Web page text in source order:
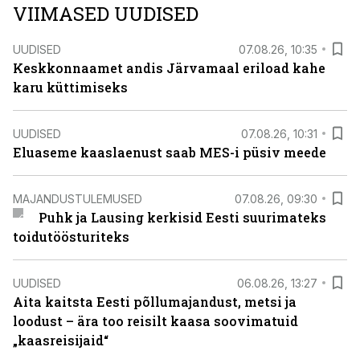
VIIMASED UUDISED
UUDISED 07.08.26, 10:35
Keskkonnaamet andis Järvamaal eriload kahe
karu küttimiseks
UUDISED 07.08.26, 10:31
Eluaseme kaaslaenust saab MES-i püsiv meede
MAJANDUSTULEMUSED 07.08.26, 09:30
Puhk ja Lausing kerkisid Eesti suurimateks
toidutöösturiteks
UUDISED 06.08.26, 13:27
Aita kaitsta Eesti põllumajandust, metsi ja
loodust – ära too reisilt kaasa soovimatuid
„kaasreisijaid“